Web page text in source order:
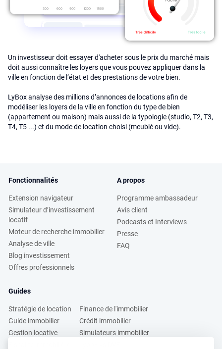
Un investisseur doit essayer d'acheter sous le prix du marché mais
doit aussi connaître les loyers que vous pouvez appliquer dans la
ville en fonction de l’état et des prestations de votre bien.
LyBox analyse des millions d’annonces de locations afin de
modéliser les loyers de la ville en fonction du type de bien
(appartement ou maison) mais aussi de la typologie (studio, T2, T3,
T4, T5 ...) et du mode de location choisi (meublé ou vide).
Fonctionnalités
Extension navigateur
Simulateur d’investissement
locatif
Moteur de recherche immobilier
Analyse de ville
Blog investissement
Offres professionnels
A propos
Programme ambassadeur
Avis client
Podcasts et Interviews
Presse
FAQ
Guides
Stratégie de location
Guide immobilier
Gestion locative
Finance de l'immobilier
Crédit immobilier
Simulateurs immobilier